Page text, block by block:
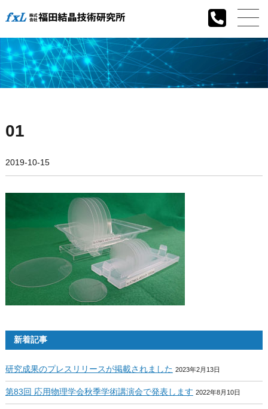
01
2019-10-15
新着記事
研究成果のプレスリリースが掲載されました 2023年2月13日
第83回 応用物理学会秋季学術講演会で発表します 2022年8月10日